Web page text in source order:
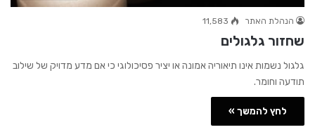
הנהלת האתר 11,583
שחזור גלגולים
גלגול נשמות אינו תיאוריה אמונה או יציר פסיכולוגי כי אם מדע מדויק של שילוב
תודעה וחומר.
לחץ להמשך »